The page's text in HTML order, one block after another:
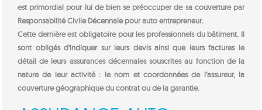
est primordial pour lui de bien se préoccuper de sa couverture par
Responsabilité Civile Décennale pour auto entrepreneur.
Cette dernière est obligatoire pour les professionnels du bâtiment. Il
sont obligés d’indiquer sur leurs devis ainsi que leurs factures le
détail de leurs assurances décennales souscrites au fonction de la
nature de leur activité : le nom et coordonnées de l’assureur, la
couverture géographique du contrat ou de la garantie.